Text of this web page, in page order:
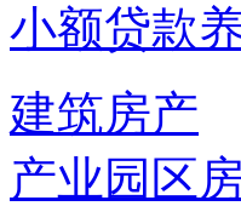
小额贷款
建筑房产
产业园区